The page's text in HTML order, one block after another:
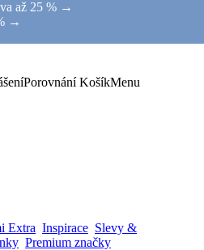
až 25 % →
→
Porovnání KošíkMenu
Extra Inspirace Slevy &
Premium značky